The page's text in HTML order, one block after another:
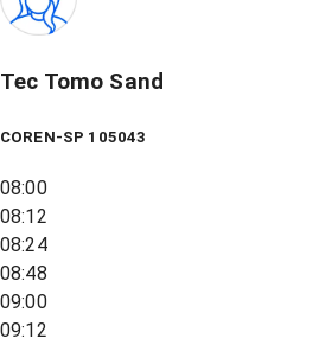
Tec Tomo Sand
COREN-SP 105043
08:00
08:12
08:24
08:48
09:00
09:12